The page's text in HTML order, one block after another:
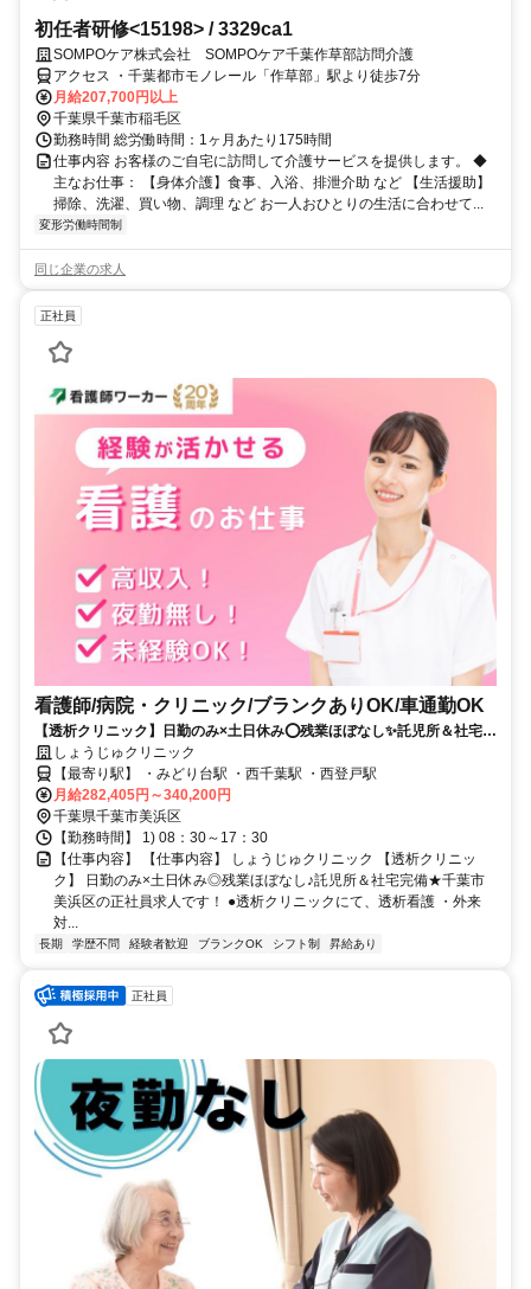
初任者研修<15198> / 3329ca1
SOMPOケア株式会社 SOMPOケア千葉作草部訪問介護
アクセス ・千葉都市モノレール「作草部」駅より徒歩7分
月給207,700円以上
千葉県千葉市稲毛区
勤務時間 総労働時間：1ヶ月あたり175時間
仕事内容 お客様のご自宅に訪問して介護サービスを提供します。 ◆
主なお仕事： 【身体介護】食事、入浴、排泄介助 など 【生活援助】
掃除、洗濯、買い物、調理 など お一人おひとりの生活に合わせて...
変形労働時間制
同じ企業の求人
正社員
看護師/病院・クリニック/ブランクありOK/車通勤OK
【透析クリニック】日勤のみ×土日休み⭕残業ほぼなし✨託児所＆社宅完
備⭐千葉市美浜区の正社員求人です❗️
しょうじゅクリニック
【最寄り駅】 ・みどり台駅 ・西千葉駅 ・西登戸駅
月給282,405円～340,200円
千葉県千葉市美浜区
【勤務時間】 1) 08：30～17：30
【仕事内容】 【仕事内容】 しょうじゅクリニック 【透析クリニッ
ク】 日勤のみ×土日休み◎残業ほぼなし♪託児所＆社宅完備★千葉市
美浜区の正社員求人です！ ●透析クリニックにて、透析看護 ・外来
対...
長期 学歴不問 経験者歓迎 ブランクOK シフト制 昇給あり
正社員